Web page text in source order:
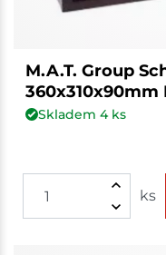
M.A.T. Group
360x310x90mm
Skladem 4ks
ks